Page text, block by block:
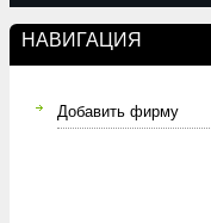
НАВИГАЦИЯ
Добавить фирму